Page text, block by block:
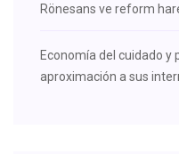
Rönesans ve reform
Economía del cuidado y
aproximación a sus